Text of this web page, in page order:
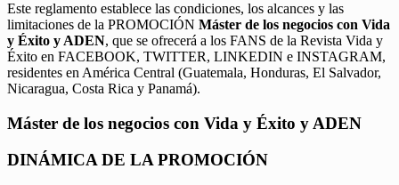
Este reglamento establece las condiciones, los alcances y las
limitaciones de la PROMOCIÓN Máster de los negocios con Vida
y Éxito y ADEN, que se ofrecerá a los FANS de la Revista Vida y
Éxito en FACEBOOK, TWITTER, LINKEDIN e INSTAGRAM,
residentes en América Central (Guatemala, Honduras, El Salvador,
Nicaragua, Costa Rica y Panamá).
Máster de los negocios con Vida y Éxito y ADEN
DINÁMICA DE LA PROMOCIÓN